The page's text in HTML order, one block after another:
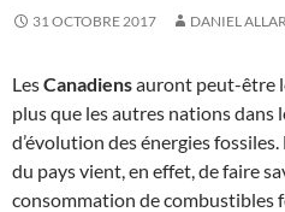
31 OCTOBRE 2017 DANIEL
LesCanadiensauront peut-être
plus que les autres nations dans
d’évolution des énergies fossiles.
du pays vient, en effet, de faire
consommation de combustibles